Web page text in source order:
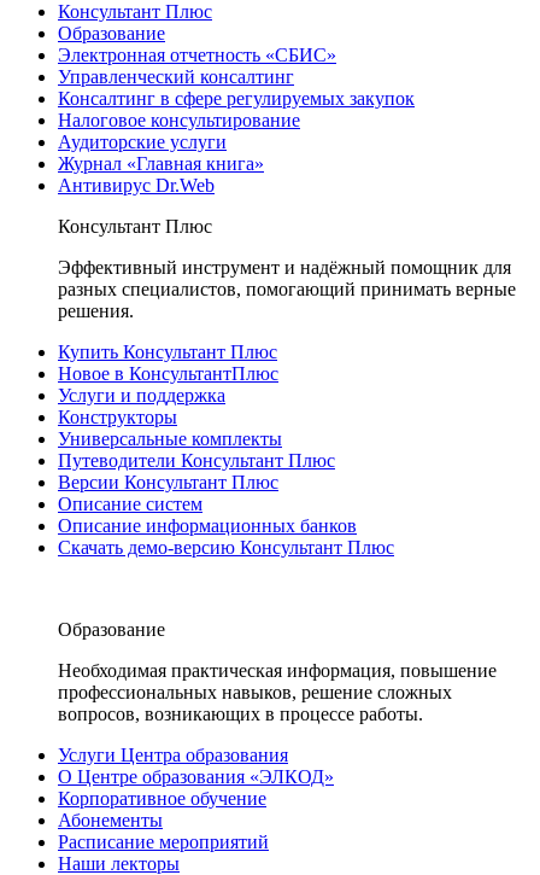
Консультант Плюс
Образование
Электронная отчетность «СБИС»
Управленческий консалтинг
Консалтинг в сфере регулируемых закупок
Налоговое консультирование
Аудиторские услуги
Журнал «Главная книга»
Антивирус Dr.Web
Консультант Плюс
Эффективный инструмент и надёжный помощник для
разных специалистов, помогающий принимать верные
решения.
Купить Консультант Плюс
Новое в КонсультантПлюс
Услуги и поддержка
Конструкторы
Универсальные комплекты
Путеводители Консультант Плюс
Версии Консультант Плюс
Описание систем
Описание информационных банков
Скачать демо-версию Консультант Плюс
Образование
Необходимая практическая информация, повышение
профессиональных навыков, решение сложных
вопросов, возникающих в процессе работы.
Услуги Центра образования
О Центре образования «ЭЛКОД»
Корпоративное обучение
Абонементы
Расписание мероприятий
Наши лекторы